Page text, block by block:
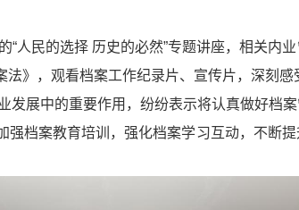
“人民的选择 历史的必然”专题讲座，相关内
》，观看档案工作纪录片、宣传片，深刻感
发展中的重要作用，纷纷表示将认真做好档
强档案教育培训，强化档案学习互动，不断